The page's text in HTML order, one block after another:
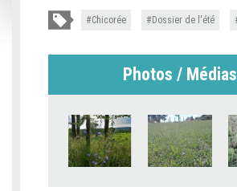
Chicorée Dossier de l'été
Photos / Médias